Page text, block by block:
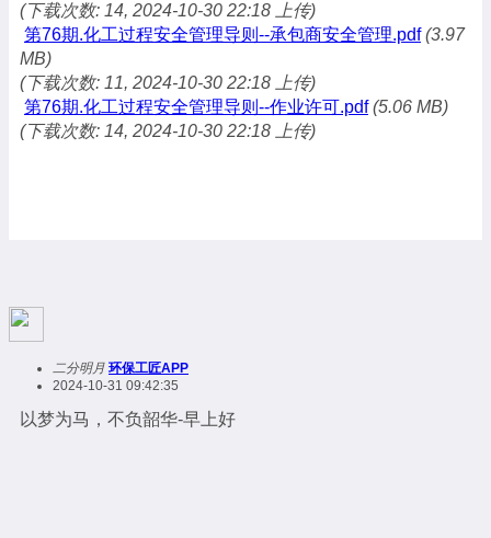
(下载次数: 14, 2024-10-30 22:18 上传)
第76期.化工过程安全管理导则--承包商安全管理.pdf (3.97
MB)
(下载次数: 11, 2024-10-30 22:18 上传)
第76期.化工过程安全管理导则--作业许可.pdf (5.06 MB)
(下载次数: 14, 2024-10-30 22:18 上传)
二分明月 环保工匠APP
2024-10-31 09:42:35
以梦为马，不负韶华-早上好